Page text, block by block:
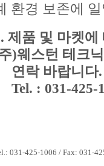
환경 보존에
제품 및 마켓
)웨스턴 테크
연락 바랍니다.
Tel. : 031-425-
031-425-1006 / Fax: 031-